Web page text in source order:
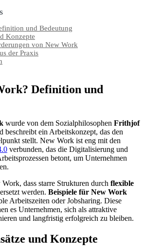
und Bedeutung
Konzepte
von New Work
der Praxis
Definition und
wurde von dem Sozialphilosophen Frithjof
beschreibt ein Arbeitskonzept, das den
stellt. New Work ist eng mit den
verbunden, das die Digitalisierung und
betont, um Unternehmen
dass starre Strukturen durch flexible
ersetzt werden. Beispiele für New Work
Arbeitszeiten oder Jobsharing. Diese
es Unternehmen, sich als attraktive
und langfristig erfolg­reich zu bleiben.
und Konzepte